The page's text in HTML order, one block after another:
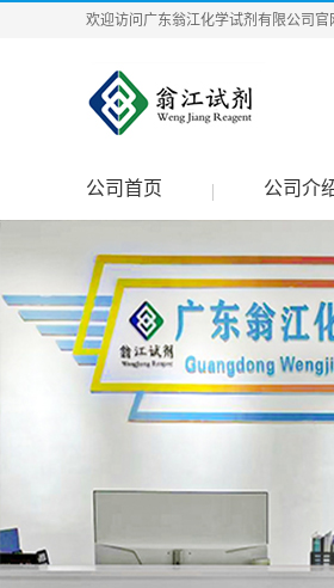
欢迎访问广东翁江化学试剂有限公司官
公司首页 公司介